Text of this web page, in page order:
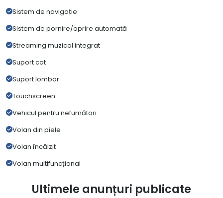
Sistem de navigație
Sistem de pornire/oprire automată
Streaming muzical integrat
Suport cot
Suport lombar
Touchscreen
Vehicul pentru nefumători
Volan din piele
Volan încălzit
Volan multifuncțional
Ultimele anunțuri publicate